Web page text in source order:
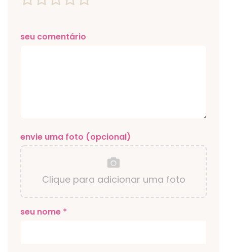
seu comentário
envie uma foto (opcional)
Clique para adicionar uma foto
seu nome *